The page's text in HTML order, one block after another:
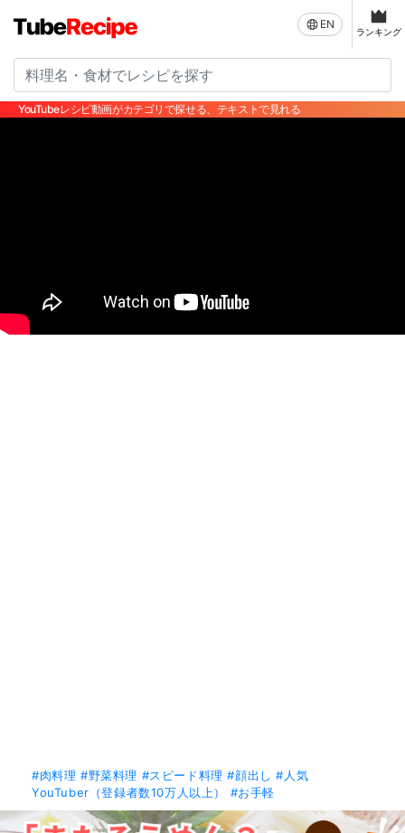
EN
ランキング
YouTubeレシピ動画がカテゴリで探せる、テキストで見れる
#肉料理 #野菜料理 #スピード料理 #顔出し #人気
YouTuber（登録者数10万人以上）
#お手軽